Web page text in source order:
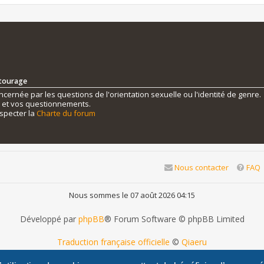
par les questions de l'orientation sexuelle ou l'identité de genre.
vos questionnements.
la Charte du forum
FAQ
Nous contacter
Nous sommes le 07 août 2026 04:15
Développé par phpBB® Forum Software © phpBB Limited
Traduction française officielle © Qiaeru